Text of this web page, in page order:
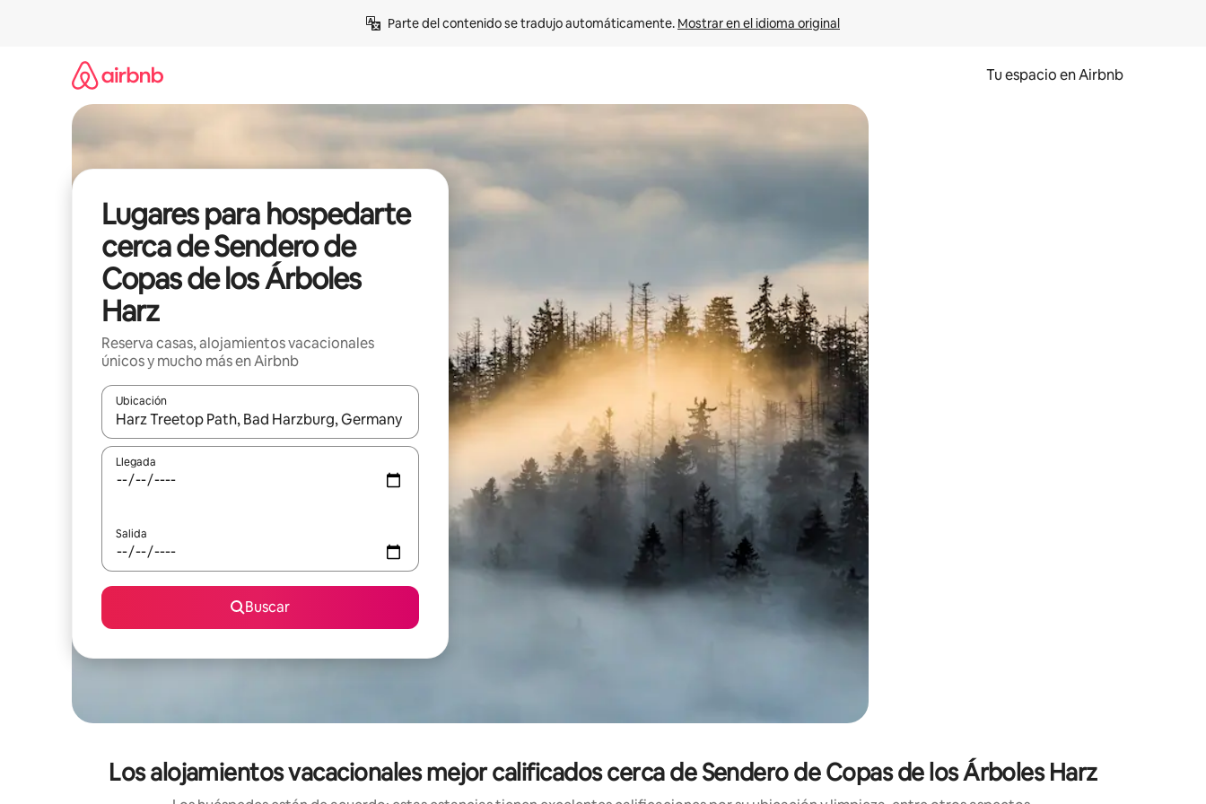
Parte del contenido se tradujo automáticamente. Mostrar en el idioma original
Tu espacio en Airbnb
Lugares para hospedarte
cerca de Sendero de
Copas de los Árboles
Harz
Reserva casas, alojamientos vacacionales
únicos y mucho más en Airbnb
Ubicación
Cuando los resultados estén disponibles, podrás navegar usando las teclas de las flechas hacia arriba y hacia abajo, o bien tocando y deslizando la pantalla.
Llegada
Salida
Buscar
Los alojamientos vacacionales mejor calificados cerca de Sendero de Copas de los Árboles Harz